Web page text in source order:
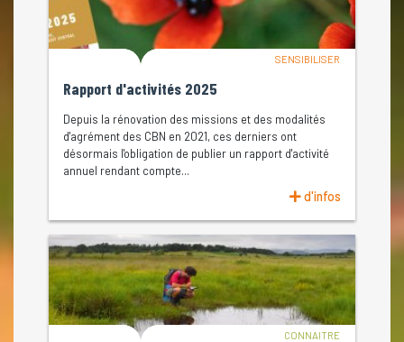
SENSIBILISER
Rapport d'activités 2025
Depuis la rénovation des missions et des modalités
d'agrément des CBN en 2021, ces derniers ont
désormais l'obligation de publier un rapport d'activité
annuel rendant compte...
d'infos
CONNAITRE